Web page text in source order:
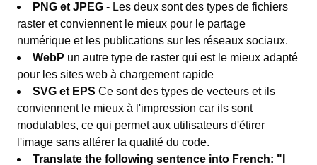
PNG et JPEG - Les deux sont des types de fichiers
raster et conviennent le mieux pour le partage
numérique et les publications sur les réseaux sociaux.
WebP un autre type de raster qui est le mieux adapté
pour les sites web à chargement rapide
SVG et EPS Ce sont des types de vecteurs et ils
conviennent le mieux à l'impression car ils sont
modulables, ce qui permet aux utilisateurs d'étirer
l'image sans altérer la qualité du code.
Translate the following sentence into French: "I